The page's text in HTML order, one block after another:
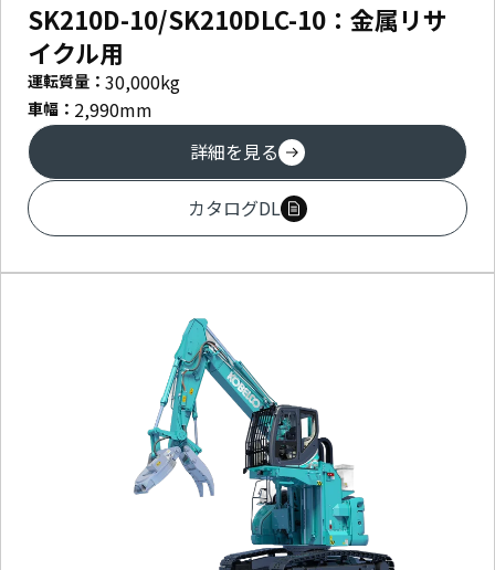
SK210D-10/SK210DLC-10：金属リサ
イクル用
運転質量： 30,000kg
車幅： 2,990mm
詳細を見る
カタログDL